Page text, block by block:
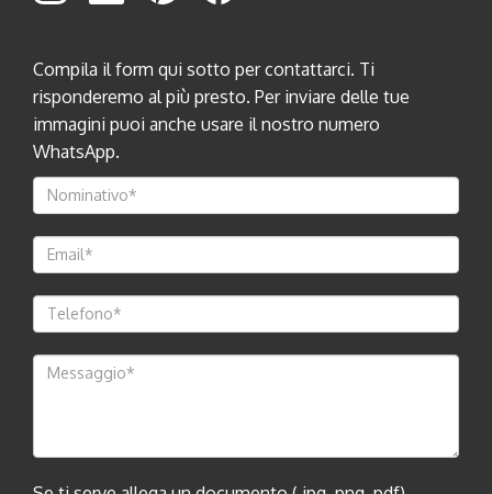
Compila il form qui sotto per contattarci. Ti
risponderemo al più presto. Per inviare delle tue
immagini puoi anche usare il nostro numero
WhatsApp.